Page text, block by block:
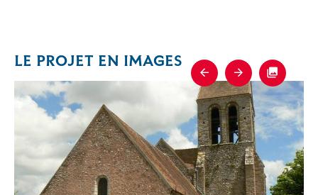
LE PROJET EN IMAGES
Previous
Next